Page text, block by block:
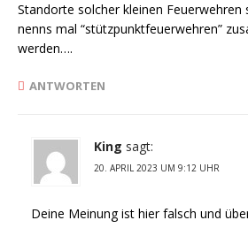
Standorte solcher kleinen Feuerwehren
nenns mal “stützpunktfeuerwehren”
werden….
ANTWORTEN
King sagt:
20. APRIL 2023 UM 9:12 UHR
Deine Meinung ist hier falsch und